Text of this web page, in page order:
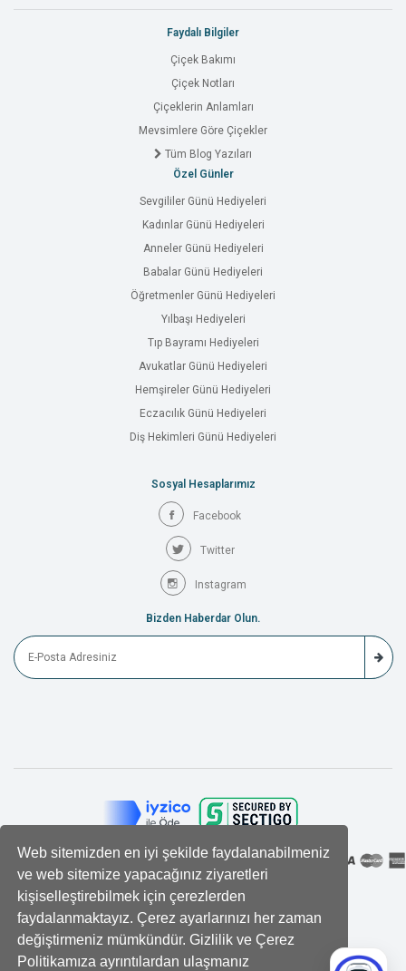
Web sitemizden en iyi şekilde faydalanabilmeniz
ve web sitemize yapacağınız ziyaretleri
kişiselleştirebilmek için çerezlerden
faydalanmaktayız. Çerez ayarlarınızı her zaman
değiştirmeniz mümkündür. Gizlilik ve Çerez
Politikamıza ayrıntılardan ulaşmanız
Faydalı Bilgiler
Çiçek Bakımı
Çiçek Notları
Çiçeklerin Anlamları
Mevsimlere Göre Çiçekler
Tüm Blog Yazıları
Özel Günler
Sevgililer Günü Hediyeleri
Kadınlar Günü Hediyeleri
Anneler Günü Hediyeleri
Babalar Günü Hediyeleri
Öğretmenler Günü Hediyeleri
Yılbaşı Hediyeleri
Tıp Bayramı Hediyeleri
Avukatlar Günü Hediyeleri
Hemşireler Günü Hediyeleri
Eczacılık Günü Hediyeleri
Diş Hekimleri Günü Hediyeleri
Sosyal Hesaplarımız
Facebook
Twitter
Instagram
Bizden Haberdar Olun.